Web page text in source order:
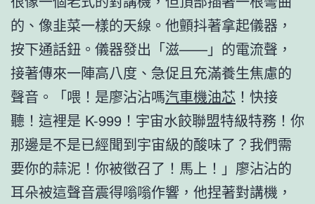
的、像韭菜一樣的天線。他顫抖著拿起儀器，
按下通話鈕。儀器發出「滋——」的電流聲，
接著傳來一陣高八度、急促且充滿養生焦慮的
聲音。「喂！是廖沾沾嗎汽車機油芯 ！快接
聽！這裡是 K-999！宇宙水餃聯盟特級特務！你
那邊是不是已經聞到宇宙級的酸味了？我們需
要你的蒜泥！你被徵召了！馬上！」廖沾沾的
耳朵被這聲音震得嗡嗡作響，他捏著對講機，